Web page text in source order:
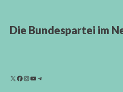
Die Bundespartei im